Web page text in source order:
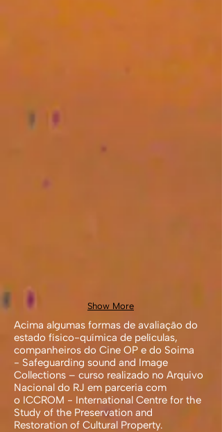
Show More
Acima algumas formas de avaliação do
estado físico-química de películas,
companheiros do Cine OP e do Soima
- Safeguarding sound and Image
Collections – curso realizado no Arquivo
Nacional do RJ em parceria com
o ICCROM - International Centre for the
Study of the Preservation and
Restoration of Cultural Property.